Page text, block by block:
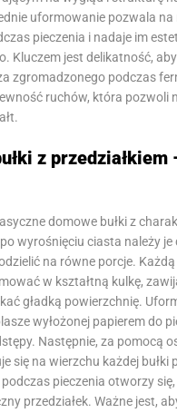
uformowanie pozwala
pieczenia i nadaje im
Kluczem jest delikatność,
zgromadzonego podczas
ruchów, która pozwoli
z przedziałkiem
domowe bułki z
wyrośnięciu ciasta należy je
na równe porcje.
w kształtną kulkę,
gładką powierzchnię.
wyłożonej papierem do
Następnie, za pomocą
się na wierzchu każdej bułki
podczas pieczenia otworzy
przedziałek. Ważne jest,